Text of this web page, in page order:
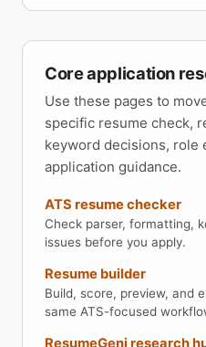
Core application
Use these pages to
specific resume check,
keyword decisions, role
application guidance.
ATS resume checker
Check parser, formatting,
issues before you apply.
Resume builder
Build, score, preview, and
same ATS-focused
ResumeGeni research